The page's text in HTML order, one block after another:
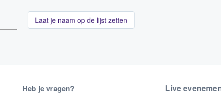
Laat je naam op de lijst zetten
Heb je vragen? Live